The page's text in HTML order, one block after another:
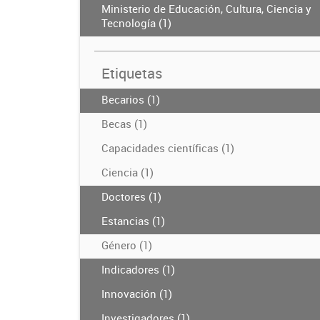
Ministerio de Educación, Cultura, Ciencia y
Tecnología (1)
Etiquetas
Becarios (1)
Becas (1)
Capacidades científicas (1)
Ciencia (1)
Doctores (1)
Estancias (1)
Género (1)
Indicadores (1)
Innovación (1)